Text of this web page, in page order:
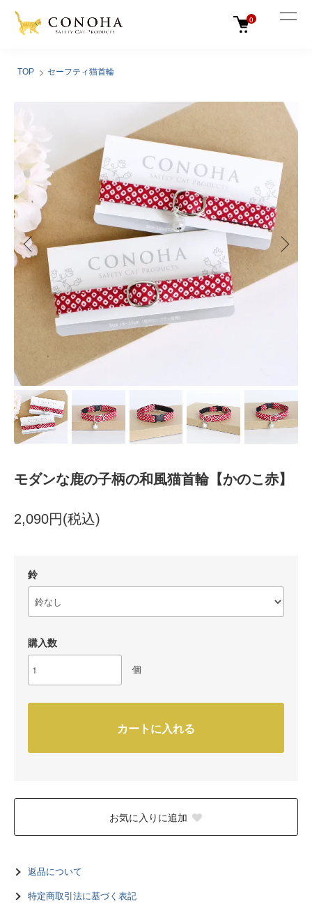
0
TOP セーフティ猫首輪
モダンな鹿の子柄の和風猫首輪【かのこ赤】
2,090円(税込)
鈴
購入数
個
カートに入れる
お気に入りに追加
返品について
特定商取引法に基づく表記